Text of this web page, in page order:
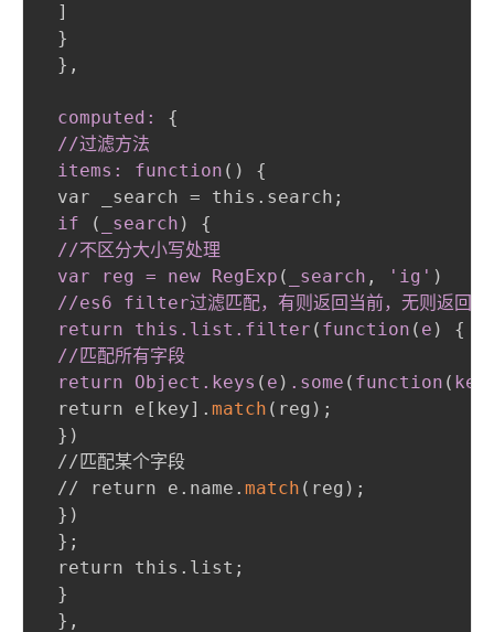
]
}
} ,
computed:
{
//过滤方法
items: function ( )
{
var _search = this.search ;
if
( _search )
{
//不区分大小写处理
var reg = new RegExp ( _search , 'ig' )
//es6 filter过滤匹配，有则返回当前，无则返回所
return this .list .filter ( function ( e )
{
//匹配所有字段
return Object .keys ( e ) .some ( function ( key
return e[key]. match ( reg ) ;
} )
//匹配某个字段
// return e.name. match ( reg ) ;
} )
} ;
return this.list ;
}
} ,